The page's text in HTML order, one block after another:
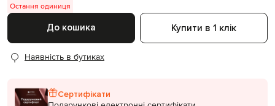
Остання одиниця
До кошика Купити в 1 клік
Наявність в бутиках
Сертифікати